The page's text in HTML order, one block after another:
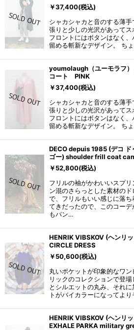
￥37,400(税込)
シャカシャカと音のする薄手
張りと少しの光沢があってス
フロントにはボタンはなく
留める斬新なデザイン。 ち
youmolaugh（ユーモラフ）
コート PINK
￥37,400(税込)
シャカシャカと音のする薄手
張りと少しの光沢があってス
フロントにはボタンはなく
留める斬新なデザイン。 ち
DECO depuis 1985 (デコ ド
ゴー) shoulder frill coat
￥52,800(税込)
フリルの袖がかわいいスプ
ン混のさらっとした素材の
で、フリルもいい感じに落
てきだったので、このコー
もパン…
HENRIK VIBSKOV (ヘンリッ
CIRCLE DRESS
￥50,600(税込)
丸いポケットが印象的なワ
リックのコレクションで登
とシルエットの丸み、それ
トがバイカラーになってよ
HENRIK VIBSKOV (ヘンリッ
EXHALE PARKA military